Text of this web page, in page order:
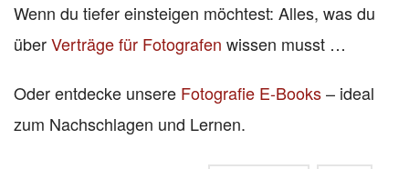
Wenn du tiefer einsteigen möchtest: Alles, was du
überVerträge für Fotografen wissen musst …
Oder entdecke unsere Fotografie E-Books– ideal
zum Nachschlagen und Lernen.